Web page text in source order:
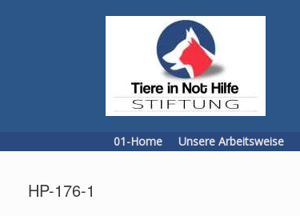
01-Home Unsere Arbeitsweise
HP-176-1